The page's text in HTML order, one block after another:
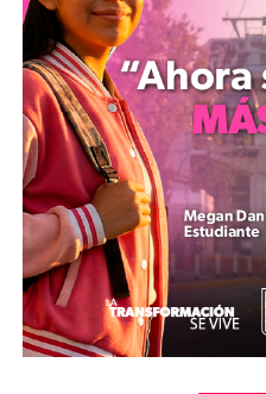
recordó que se mantienen
Casa de Atención
estratégica en la calle Del
Centro Histórico de
de forma gratuita
orientaciones en trámites
salud, además de facilitar
subsidiados para el
medicamentos a bajo costo.